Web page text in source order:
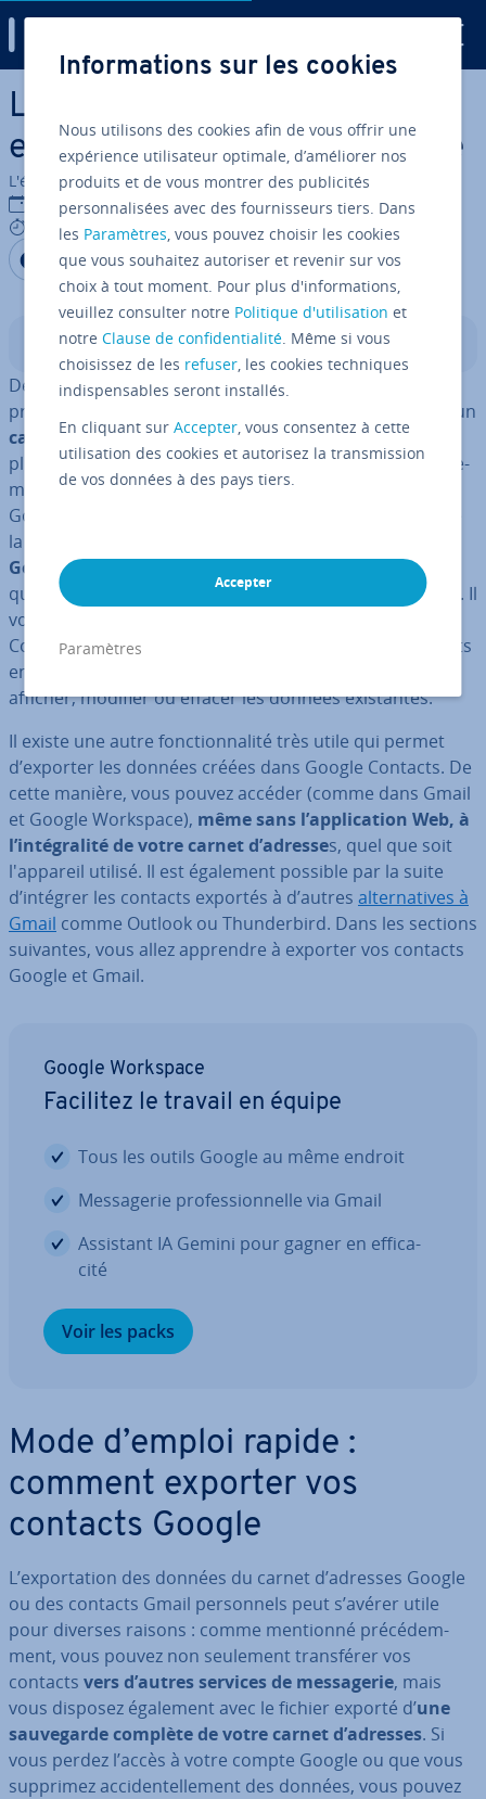
Aller au contenu principal
La marche à suivre pour
exporter ses contacts Google
L'équipe édi­to­riale IONOS
27/08/2020
8 mins
Partager sur Facebook
Partager sur Twitter
Partager sur LinkedIn
Sommaire
Depuis des années, le géant des moteurs de recherche
propose avec son service en ligne « Google Contacts » un
carnet d’adresses gratuit, dis­po­nible sous forme d’ap­
pli­ca­tion via le domainecontacts.google.comou di­rec­te­
ment en tant que fonc­tion­na­lité in­dé­pen­dante dans
Google Services, à l’instar de la mes­sa­ge­rie Gmail ou de
la Google Workspace. Si vous disposez d’un
Google actif
, vous pouvez utiliser ce service en ligne
quand vous le souhaitez afin d’en­re­gis­trer vos contacts. Il
vous suffit de vous connecter et d’ouvrir Google
Contacts. Vous pouvez alors créer de nouveaux contacts
en quelques clics et cons­ti­tuer des groupes, ou encore
afficher, modifier ou effacer les données exis­tantes.
Il existe une autre fonc­tion­na­lité très utile qui permet
d’exporter les données créées dans Google Contacts. De
cette manière, vous pouvez accéder (comme dans Gmail
et Google Workspace), même sans l’ap­pli­ca­tion Web, à
l’in­té­gra­lité de votre carnet d’adresses, quel que soit
l'ap­pa­reil utilisé. Il est également possible par la suite
d’intégrer les contacts exportés à d’autres al­ter­na­tives à
Gmail comme Outlook ou Thun­der­bird. Dans les sections
suivantes, vous allez apprendre à exporter vos contacts
Google et Gmail.
Google Workspace
Facilitez le travail en équipe
Tous les outils Google au même endroit
Mes­sa­ge­rie pro­fes­sion­nelle via Gmail
Assistant IA Gemini pour gagner en ef­fi­ca­
cité
Voir les packs
Mode d’emploi rapide :
comment exporter vos
contacts Google
L’ex­por­ta­tion des données du carnet d’adresses Google
ou des contacts Gmail per­son­nels peut s’avérer utile
pour diverses raisons : comme mentionné pré­cé­dem­
ment, vous pouvez non seulement trans­fé­rer vos
contacts vers d’autres services de mes­sa­ge­rie, mais
vous disposez également avec le fichier exporté d’une
sau­ve­garde complètede votre carnet d’adresses. Si
vous perdez l’accès à votre compte Google ou que vous
supprimez ac­ci­den­tel­le­ment des données, vous pouvez
Informations sur les cookies
Nous utilisons des cookies afin de vous offrir une
expérience utilisateur optimale, d’améliorer nos
produits et de vous montrer des publicités
personnalisées avec des fournisseurs tiers. Dans
les Paramètres, vous pouvez choisir les cookies
que vous souhaitez autoriser et revenir sur vos
choix à tout moment. Pour plus d'informations,
veuillez consulter notre Politique d'utilisation et
notreClause de confidentialité. Même si vous
choisissez de les refuser, les cookies techniques
indispensables seront installés.
En cliquant surAccepter, vous consentez à cette
utilisation des cookies et autorisez la transmission
de vos données à des pays tiers.
Accepter
Paramètres